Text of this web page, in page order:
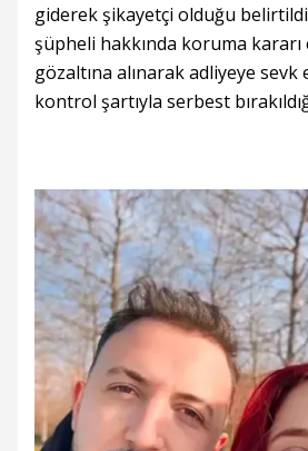
giderek şikayetçi olduğu
şüpheli hakkında koruma kararı
gözaltına alınarak adliyeye sevk
kontrol şartıyla serbest